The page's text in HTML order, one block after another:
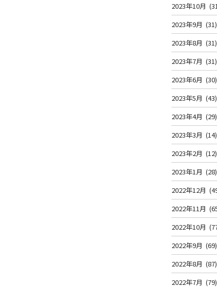
2023年10月
2023年9月 (31)
2023年8月 (31)
2023年7月 (31)
2023年6月 (30)
2023年5月 (43)
2023年4月 (29)
2023年3月 (14)
2023年2月 (12)
2023年1月 (28)
2022年12月
2022年11月
2022年10月
2022年9月 (69)
2022年8月 (87)
2022年7月 (79)